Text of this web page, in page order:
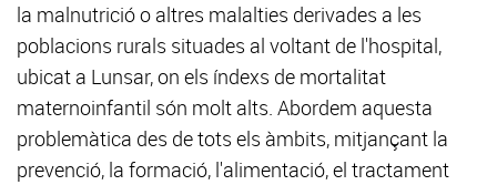
la malnutrició o altres malalties derivades a les
poblacions rurals situades al voltant de l'hospital,
ubicat a Lunsar, on els índexs de mortalitat
maternoinfantil són molt alts. Abordem aquesta
problemàtica des de tots els àmbits, mitjançant la
prevenció, la formació, l'alimentació, el tractament